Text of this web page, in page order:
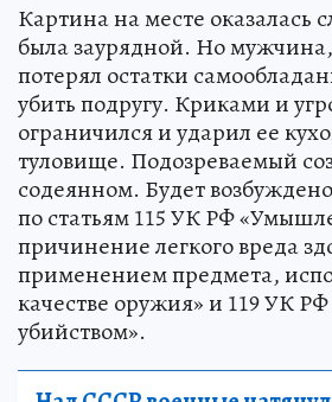
Картина на месте оказалась
была заурядной. Но
потерял остатки
убить подругу. Криками и
ограничился и ударил ее
туловище. Подозреваемый
содеянном. Будет
по статьям 115 УК РФ
причинение легкого вреда
применением предмета,
качестве оружия» и 119 УК РФ
убийством».